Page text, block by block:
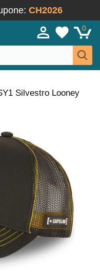
CH2026
0
Silvestro Looney